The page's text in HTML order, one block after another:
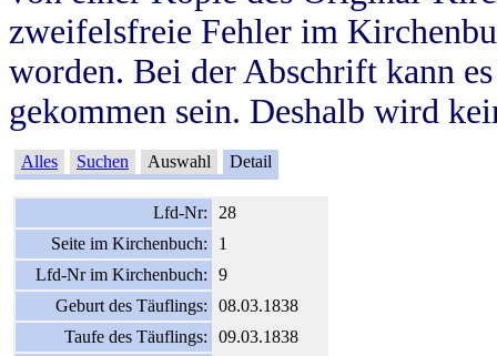
zweifelsfreie Fehler im
worden. Bei der Abschrift kann
gekommen sein. Deshalb wird
Alles Suchen Auswahl Detail
Lfd-Nr:
28
Seite im Kirchenbuch:
1
Lfd-Nr im Kirchenbuch:
9
Geburt des Täuflings:
08.03.1838
Taufe des Täuflings:
09.03.1838